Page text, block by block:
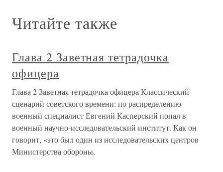
Читайте также
Глава 2 Заветная тетрадочка
офицера
Глава 2 Заветная тетрадочка офицера Классический
сценарий советского времени: по распределению
военный специалист Евгений Касперский попал в
военный научно-исследовательский институт. Как он
говорит, «это был один из исследовательских центров
Министерства обороны,